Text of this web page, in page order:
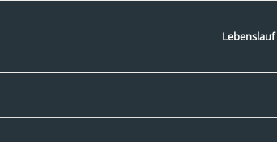
Lebenslauf